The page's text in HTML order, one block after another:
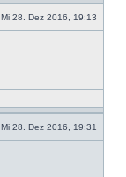
Mi 28. Dez 2016, 19:13
Mi 28. Dez 2016, 19:31